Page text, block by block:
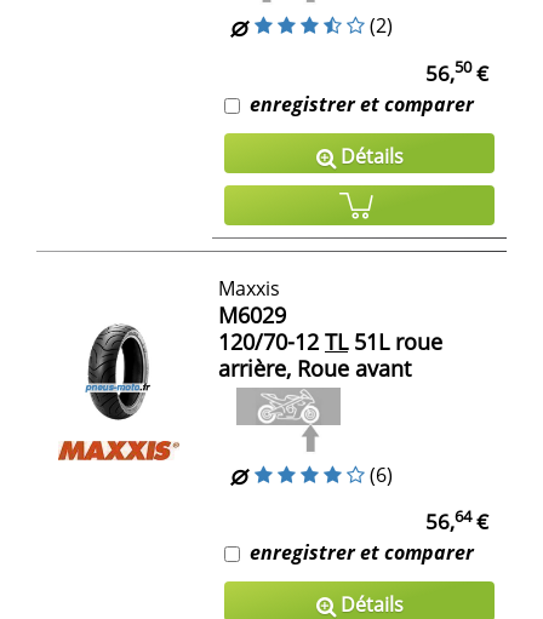
(2)
56,50€
enregistrer et comparer
Détails
Maxxis
M6029
120/70-12 TL51L roue
arrière, Roue avant
(6)
56,64€
enregistrer et comparer
Détails